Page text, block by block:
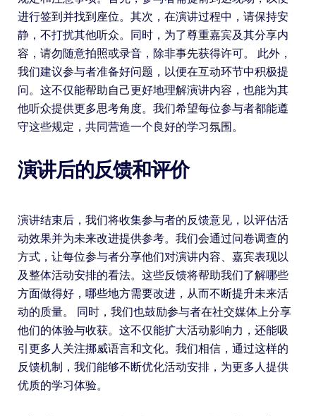
进行签到并找到座位。其次，在演讲过程中，请保持安
静，不打扰其他听众。同时，为了尊重嘉宾及其分享内
容，请勿随意拍照或录音，除非事先获得许可。 此外，
我们建议参与者准备好问题，以便在互动环节中积极提
问。这不仅能帮助自己更好地理解演讲内容，也能为其
他听众提供更多思考角度。我们希望每位参与者都能遵
守这些规定，共同营造一个良好的学习氛围。
演讲后的反馈和评价
演讲结束后，我们将收集参与者的反馈意见，以评估活
动效果并为未来改进提供参考。我们会通过问卷调查的
方式，让每位参与者分享他们对演讲内容、嘉宾表现以
及整体活动安排的看法。这些反馈将帮助我们了解哪些
方面做得好，哪些地方需要改进，从而不断提升未来活
动的质量。 同时，我们也鼓励参与者在社交媒体上分享
他们的体验与收获。这不仅能扩大活动影响力，还能吸
引更多人关注挪威语言和文化。我们相信，通过这样的
反馈机制，我们能够不断优化活动安排，为更多人提供
优质的学习体验。